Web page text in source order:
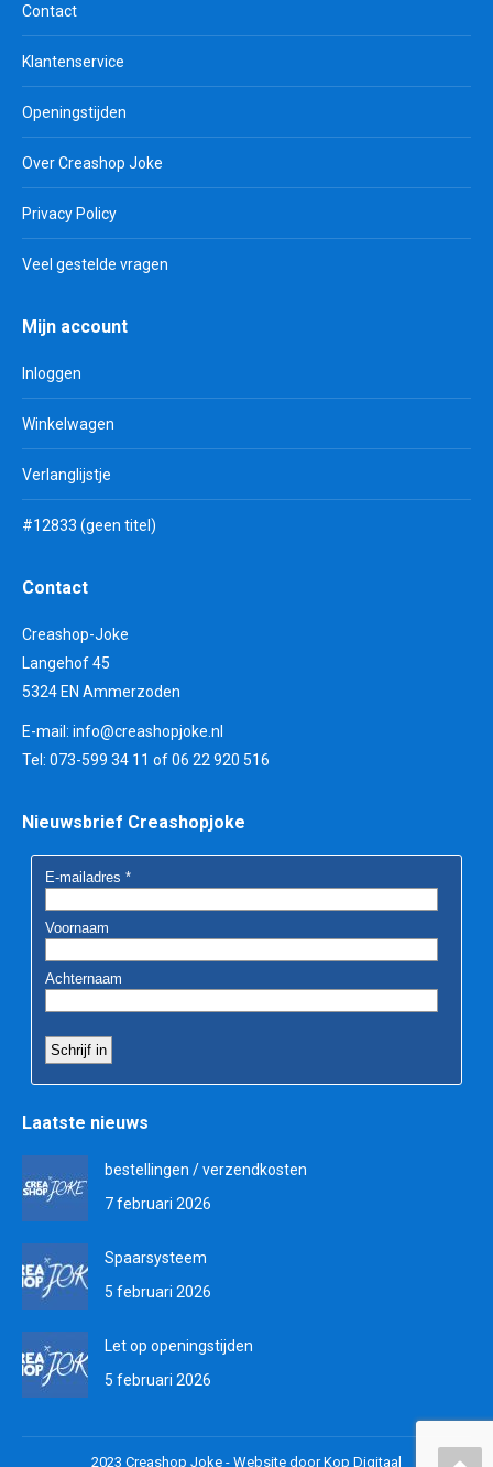
Contact
Klantenservice
Openingstijden
Over Creashop Joke
Privacy Policy
Veel gestelde vragen
Mijn account
Inloggen
Winkelwagen
Verlanglijstje
#12833 (geen titel)
Contact
Creashop-Joke
Langehof 45
5324 EN Ammerzoden
E-mail: info@creashopjoke.nl
Tel: 073-599 34 11 of 06 22 920 516
Nieuwsbrief Creashopjoke
Laatste nieuws
bestellingen / verzendkosten
7 februari 2026
Spaarsysteem
5 februari 2026
Let op openingstijden
5 februari 2026
2023 Creashop Joke - Website door Kop Digitaal